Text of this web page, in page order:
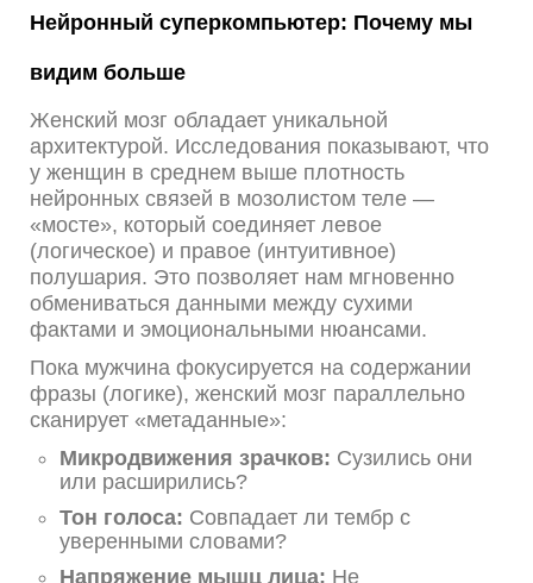
Нейронный суперкомпьютер: Почему мы
видим больше
Женский мозг обладает уникальной
архитектурой. Исследования показывают, что
у женщин в среднем выше плотность
нейронных связей в мозолистом теле —
«мосте», который соединяет левое
(логическое) и правое (интуитивное)
полушария. Это позволяет нам мгновенно
обмениваться данными между сухими
фактами и эмоциональными нюансами.
Пока мужчина фокусируется на содержании
фразы (логике), женский мозг параллельно
сканирует «метаданные»:
Микродвижения зрачков: Сузились они
или расширились?
Тон голоса: Совпадает ли тембр с
уверенными словами?
Напряжение мышц лица: Не